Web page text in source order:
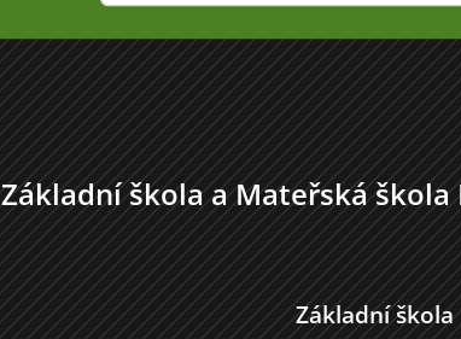
Základní škola a Mateřská škola
Základní škola